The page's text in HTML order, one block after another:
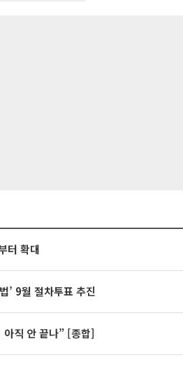
터 확대
’ 9월 절차투표 추진
직 안 끝나” [종합]